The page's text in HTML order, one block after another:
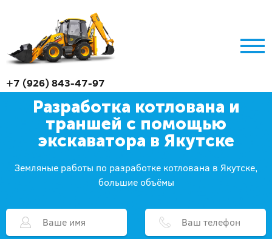
+7 (926) 843-47-97
Разработка котлована и
траншей с помощью
экскаватора в Якутске
Земляные работы по разработке котлована в Якутске,
большие объёмы